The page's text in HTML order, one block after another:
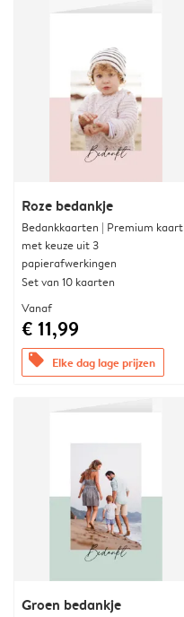
Roze bedankje
Bedankkaarten | Premium kaart
met keuze uit 3
papierafwerkingen
Set van 10 kaarten
Vanaf
€ 11,99
offers Elke dag lage prijzen
Groen bedankje